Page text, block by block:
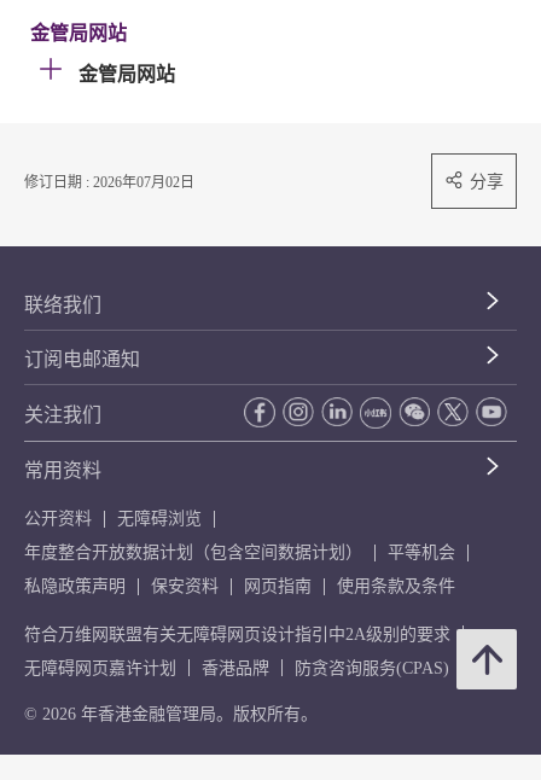
金管局网站
金管局网站
修订日期 : 2026年07月02日 分享
联络我们
订阅电邮通知
关注我们
常用资料
公开资料
无障碍浏览
年度整合开放数据计划（包含空间数据计划）
平等机会
私隐政策声明
保安资料 网页指南 使用条款及条件
符合万维网联盟有关无障碍网页设计指引中2A级别的要求
无障碍网页嘉许计划
香港品牌 防贪咨询服务(CPAS)
© 2026 年香港金融管理局。版权所有。